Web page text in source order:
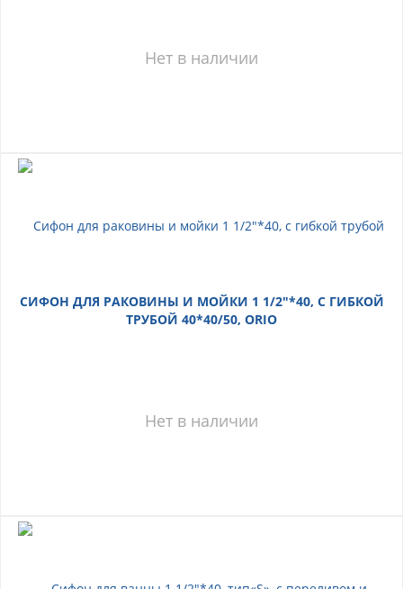
Нет в наличии
СИФОН ДЛЯ РАКОВИНЫ И МОЙКИ 1 1/2"*40, С ГИБКОЙ
ТРУБОЙ 40*40/50, ORIO
Нет в наличии